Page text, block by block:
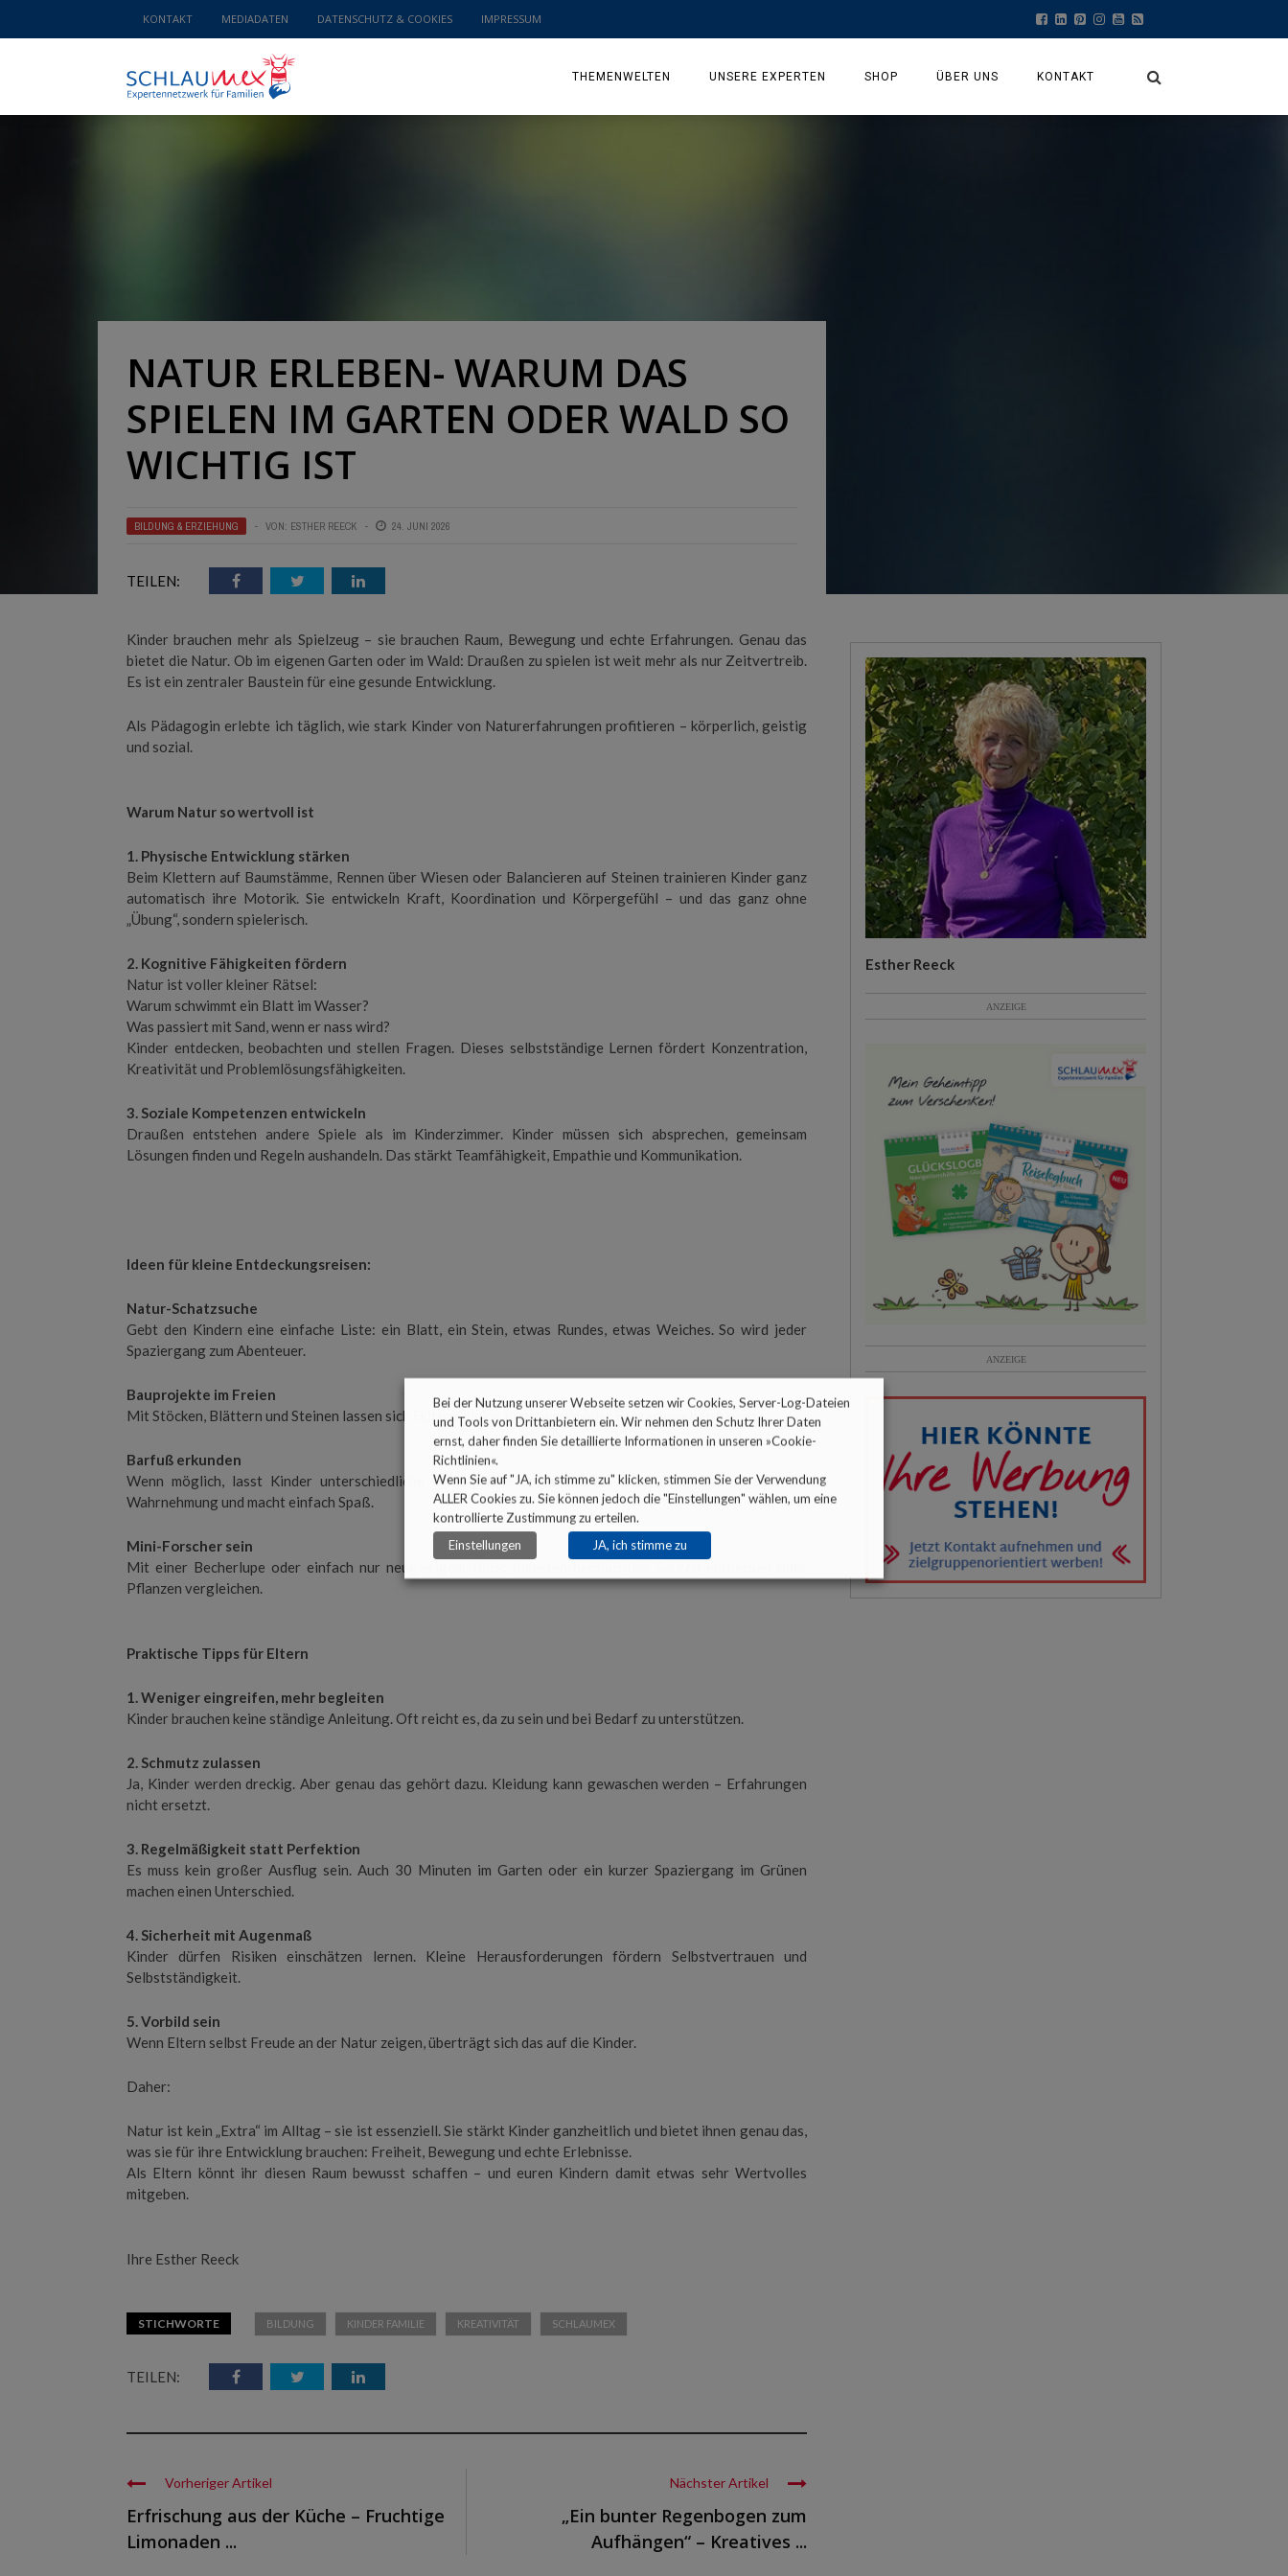
KONTAKT MEDIADATEN DATENSCHUTZ & COOKIES IMPRESSUM
THEMENWELTEN
SCHLAUMEX ERKLÄRT
SCHLAUMEX REIST
SCHLAUMEX GLÜCKSTRICK
UNSERE EXPERTEN SHOP ÜBER UNS KONTAKT
NATUR ERLEBEN- WARUM DAS
SPIELEN IM GARTEN ODER WALD SO
WICHTIG IST
BILDUNG & ERZIEHUNG VON: ESTHER REECK 24. JUNI 2026
TEILEN:
Kinder brauchen mehr als Spielzeug – sie brauchen Raum, Bewegung und echte Erfahrungen. Genau das
bietet die Natur. Ob im eigenen Garten oder im Wald: Draußen zu spielen ist weit mehr als nur Zeitvertreib.
Es ist ein zentraler Baustein für eine gesunde Entwicklung.
Als Pädagogin erlebte ich täglich, wie stark Kinder von Naturerfahrungen profitieren – körperlich, geistig
und sozial.
Warum Natur so wertvoll ist
1. Physische Entwicklung stärken
Beim Klettern auf Baumstämme, Rennen über Wiesen oder Balancieren auf Steinen trainieren Kinder ganz
automatisch ihre Motorik. Sie entwickeln Kraft, Koordination und Körpergefühl – und das ganz ohne
„Übung“, sondern spielerisch.
2. Kognitive Fähigkeiten fördern
Natur ist voller kleiner Rätsel:
Warum schwimmt ein Blatt im Wasser?
Was passiert mit Sand, wenn er nass wird?
Kinder entdecken, beobachten und stellen Fragen. Dieses selbstständige Lernen fördert Konzentration,
Kreativität und Problemlösungsfähigkeiten.
3. Soziale Kompetenzen entwickeln
Draußen entstehen andere Spiele als im Kinderzimmer. Kinder müssen sich absprechen, gemeinsam
Lösungen finden und Regeln aushandeln. Das stärkt Teamfähigkeit, Empathie und Kommunikation.
Ideen für kleine Entdeckungsreisen:
Natur-Schatzsuche
Gebt den Kindern eine einfache Liste: ein Blatt, ein Stein, etwas Rundes, etwas Weiches. So wird jeder
Spaziergang zum Abenteuer.
Bauprojekte im Freien
Mit Stöcken, Blättern und Steinen lassen sich Hütten, kleine Kunstwerke oder Fantasiewelten bauen.
Barfuß erkunden
Wenn möglich, lasst Kinder unterschiedliche Untergründe spüren: Gras, Sand, Erde. Das fördert die
Wahrnehmung und macht einfach Spaß.
Mini-Forscher sein
Mit einer Becherlupe oder einfach nur neugierigem Blick: Insekten beobachten, Spuren entdecken oder
Pflanzen vergleichen.
Praktische Tipps für Eltern
1. Weniger eingreifen, mehr begleiten
Kinder brauchen keine ständige Anleitung. Oft reicht es, da zu sein und bei Bedarf zu unterstützen.
2. Schmutz zulassen
Ja, Kinder werden dreckig. Aber genau das gehört dazu. Kleidung kann gewaschen werden – Erfahrungen
nicht ersetzt.
3. Regelmäßigkeit statt Perfektion
Es muss kein großer Ausflug sein. Auch 30 Minuten im Garten oder ein kurzer Spaziergang im Grünen
machen einen Unterschied.
4. Sicherheit mit Augenmaß
Kinder dürfen Risiken einschätzen lernen. Kleine Herausforderungen fördern Selbstvertrauen und
Selbstständigkeit.
5. Vorbild sein
Wenn Eltern selbst Freude an der Natur zeigen, überträgt sich das auf die Kinder.
Daher:
Natur ist kein „Extra“ im Alltag – sie ist essenziell. Sie stärkt Kinder ganzheitlich und bietet ihnen genau das,
was sie für ihre Entwicklung brauchen: Freiheit, Bewegung und echte Erlebnisse.
Als Eltern könnt ihr diesen Raum bewusst schaffen – und euren Kindern damit etwas sehr Wertvolles
mitgeben.
Ihre Esther Reeck
STICHWORTE BILDUNG KINDER FAMILIE KREATIVITÄT SCHLAUMEX
TEILEN:
Vorheriger Artikel
Erfrischung aus der Küche – Fruchtige
Limonaden ...
Nächster Artikel
„Ein bunter Regenbogen zum
Aufhängen“ – Kreatives ...
Esther Reeck
ANZEIGE
ANZEIGE
Bei der Nutzung unserer Webseite setzen wir Cookies, Server-Log-Dateien
und Tools von Drittanbietern ein. Wir nehmen den Schutz Ihrer Daten
ernst, daher finden Sie detaillierte Informationen in unseren »Cookie-
Richtlinien«.
Wenn Sie auf "JA, ich stimme zu" klicken, stimmen Sie der Verwendung
ALLER Cookies zu. Sie können jedoch die "Einstellungen" wählen, um eine
kontrollierte Zustimmung zu erteilen.
Einstellungen
JA, ich stimme zu